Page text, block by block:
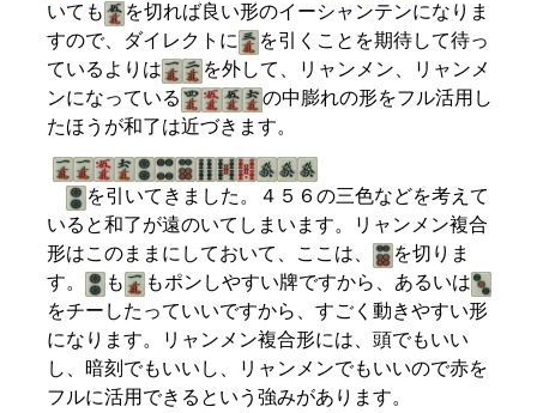
いても
を切れば良い形のイーシャンテンになりま
すので、ダイレクトに
を引くことを期待して待っ
ているよりは
を外して、リャンメン、リャンメ
ンになっている
の中膨れの形をフル活用し
たほうが和了は近づきます。
を引いてきました。４５６の三色などを考えて
いると和了が遠のいてしまいます。リャンメン複合
形はこのままにしておいて、ここは、
を切りま
す。
も
もポンしやすい牌ですから、あるいは
をチーしたっていいですから、すごく動きやすい形
になります。リャンメン複合形には、頭でもいい
し、暗刻でもいいし、リャンメンでもいいので赤を
フルに活用できるという強みがあります。